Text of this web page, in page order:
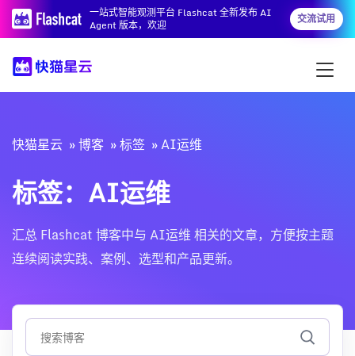
一站式智能观测平台 Flashcat 全新发布 AI
Agent 版本，欢迎
交流试用
快猫星云 博客 标签 AI运维
标签：AI运维
汇总 Flashcat 博客中与 AI运维 相关的文章，方便按主题
连续阅读实践、案例、选型和产品更新。